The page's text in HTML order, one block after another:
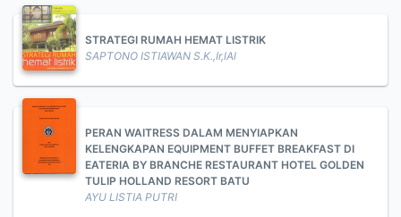
STRATEGI RUMAH HEMAT LISTRIK
SAPTONO ISTIAWAN S.K.,Ir,lAl
PERAN WAITRESS DALAM MENYIAPKAN
KELENGKAPAN EQUIPMENT BUFFET BREAKFAST DI
EATERIA BY BRANCHE RESTAURANT HOTEL GOLDEN
TULIP HOLLAND RESORT BATU
AYU LISTIA PUTRI